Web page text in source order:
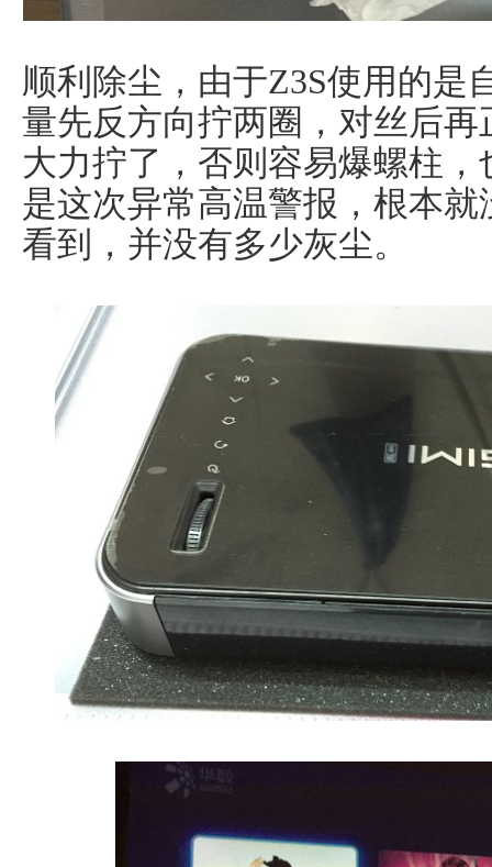
顺利除尘，由于Z3S使用的是
量先反方向拧两圈，对丝后
大力拧了，否则容易爆螺柱
是这次异常高温警报，根本
看到，并没有多少灰尘。